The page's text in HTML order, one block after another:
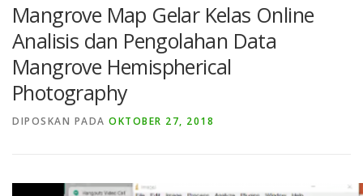
HUBUNGI KAMI
Mangrove Map Gelar Kelas Online
Analisis dan Pengolahan Data
Mangrove Hemispherical
Photography
DIPOSKAN PADA OKTOBER 27, 2018